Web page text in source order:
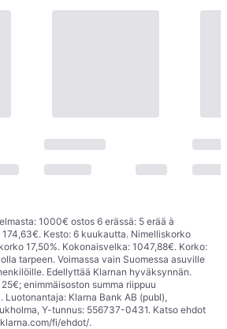
1000€ ostos 6 erässä: 5 erää à
Kesto: 6 kuukautta. Nimelliskorko
17,50%. Kokonaisvelka: 1047,88€. Korko:
tarpeen. Voimassa vain Suomessa asuville
Edellyttää Klarnan hyväksynnän.
enimmäisoston summa riippuu
Klarna Bank AB (publ),
Y-tunnus: 556737-0431. Katso ehdot
fi/ehdot/.